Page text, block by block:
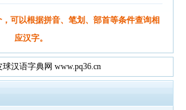
可以根据拼音、笔划、部首等条件查询相
应汉字。
汉语字典网 www.pq36.cn